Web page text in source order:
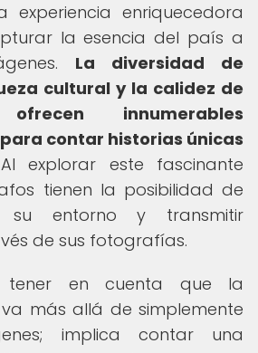
experiencia enriquecedora
la esencia del país a
La diversidad de
cultural y la calidez de
innumerables
contar historias únicas
explorar este fascinante
tienen la posibilidad de
su entorno y transmitir
de sus fotografías.
tener en cuenta que la
más allá de simplemente
implica contar una